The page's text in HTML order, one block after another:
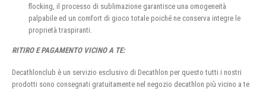
flocking, il processo di sublimazione garantisce una omogeneità
palpabile ed un comfort di gioco totale poiché ne conserva integre le
proprietà traspiranti.
RITIRO E PAGAMENTO VICINO A TE:
Decathlonclub è un servizio esclusivo di Decathlon per questo tutti i nostri
prodotti sono consegnati gratuitamente nel negozio decathlon più vicino a te